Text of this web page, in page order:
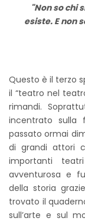
"Non so chi
esiste. E non
Questo è il terzo
il “teatro nel
rimandi.
incentrato sulla
passato ormai
di grandi attori
importanti
avventurosa e
della storia
trovato il
sull’arte e sul